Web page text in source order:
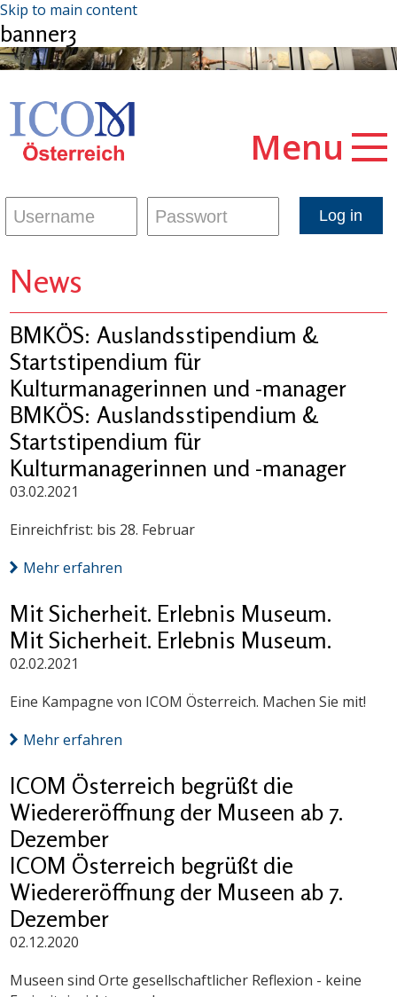
Skip to main content
banner3
Menu
News
BMKÖS: Auslandsstipendium &
Startstipendium für
Kulturmanagerinnen und -manager
BMKÖS: Auslandsstipendium &
Startstipendium für
Kulturmanagerinnen und -manager
03.02.2021
Einreichfrist: bis 28. Februar
Mehr erfahren
Mit Sicherheit. Erlebnis Museum.
Mit Sicherheit. Erlebnis Museum.
02.02.2021
Eine Kampagne von ICOM Österreich. Machen Sie mit!
Mehr erfahren
ICOM Österreich begrüßt die
Wiedereröffnung der Museen ab 7.
Dezember
ICOM Österreich begrüßt die
Wiedereröffnung der Museen ab 7.
Dezember
02.12.2020
Museen sind Orte gesellschaftlicher Reflexion - keine